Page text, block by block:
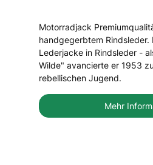
Motorradjack
handgegerbtem Rindsleder.
Lederjacke in Rindsleder -
Wilde" avancierte er 1953
rebellischen Jugend.
Mehr